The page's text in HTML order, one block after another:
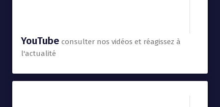
YouTube consulter nos vidéos et réagissez à
l'actualité